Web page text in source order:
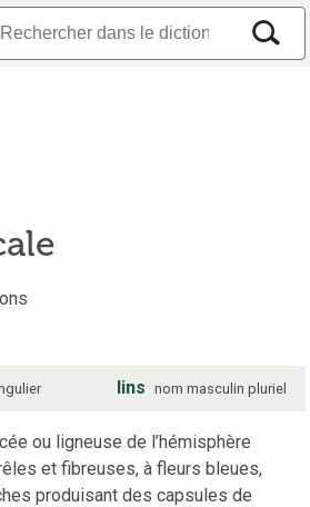
lins nom masculin pluriel
ou ligneuse de l’hémisphère
et fibreuses, à fleurs bleues,
produisant des capsules de